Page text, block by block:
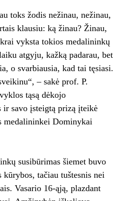
toks žodis nežinau, nežinau,
klausiu: ką žinau? Žinau,
vyksta tokios medalininkų
atgyju, kažką padarau, bet
o svarbiausia, kad tai tęsiasi.
– sakė prof. P.
tąsą dėkojo
ir savo įsteigtą prizą įteikė
medalininkei Dominykai
susibūrimas šiemet buvo
tačiau tuštesnis nei
Vasario 16-ąją, plazdant